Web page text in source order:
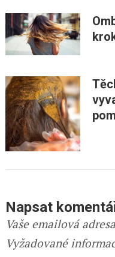
Napsat
Vaše emailová
Vyžadované